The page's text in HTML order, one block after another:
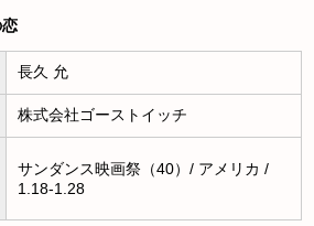
長久 允
株式会社ゴーストイッチ
サンダンス映画祭（40）/ アメリカ /
1.18-1.28